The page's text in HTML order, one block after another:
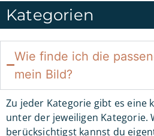
Kategorien
Wie finde ich die
mein Bild?
Zu jeder Kategorie gibt es eine
unter der jeweiligen Kategorie.
berücksichtigst kannst du